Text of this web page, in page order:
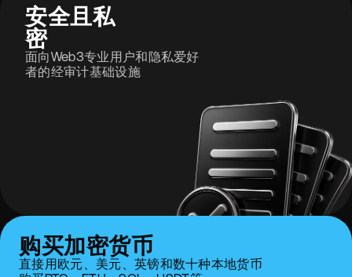
安全且私
密
面向Web3专业用户和隐私爱好
者的经审计基础设施
购买加密货币
直接用欧元、美元、英镑和数十种本地货币